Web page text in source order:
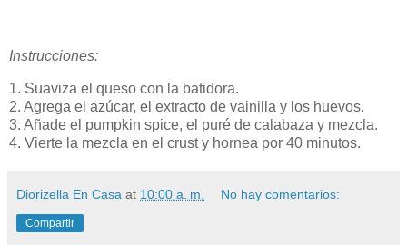
Instrucciones:
1. Suaviza el queso con la batidora.
2. Agrega el azúcar, el extracto de vainilla y los huevos.
3. Añade el pumpkin spice, el puré de calabaza y mezcla.
4. Vierte la mezcla en el crust y hornea por 40 minutos.
Diorizella En Casa at 10:00 a. m. No hay comentarios:
Compartir